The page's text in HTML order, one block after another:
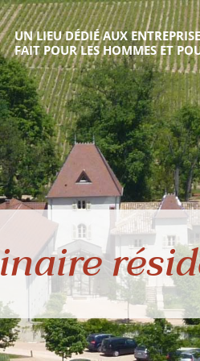
UN LIEU DÉDIÉ AUX
FAIT POUR LES HOMMES ET